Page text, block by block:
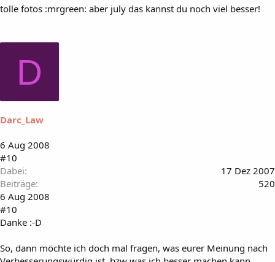
tolle fotos :mrgreen: aber july das kannst du noch viel besser!
D
Darc_Law
6 Aug 2008
#10
Dabei
17 Dez 2007
Beiträge
520
6 Aug 2008
#10
Danke :-D
So, dann möchte ich doch mal fragen, was eurer Meinung nach